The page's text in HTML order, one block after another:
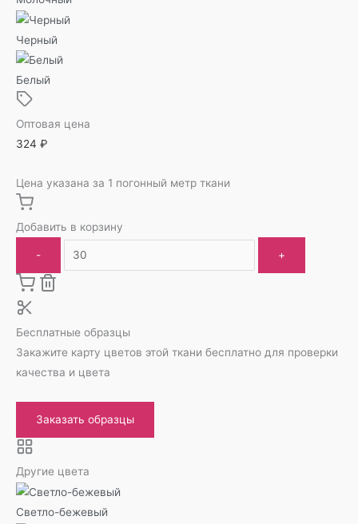
Черный
Белый
Оптовая цена
324 ₽
Цена указана за 1 погонный метр ткани
Добавить в корзину
- +
Бесплатные образцы
Закажите карту цветов этой ткани бесплатно для проверки
качества и цвета
Заказать образцы
Другие цвета
Светло-бежевый